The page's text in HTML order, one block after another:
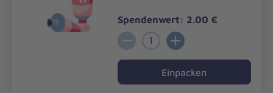
Spendenwert: 2.00 €
1
Einpacken